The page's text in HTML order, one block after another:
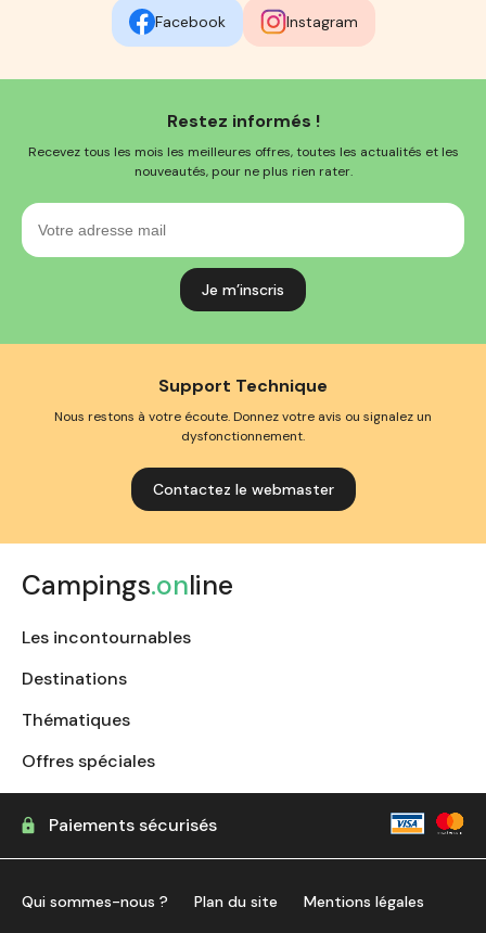
Facebook Instagram
Restez informés !
Recevez tous les mois les meilleures offres, toutes les actualités et les
nouveautés, pour ne plus rien rater.
Votre
adresse
mail
Support Technique
Nous restons à votre écoute. Donnez votre avis ou signalez un
dysfonctionnement.
Contactez le webmaster
Campings.online
Les incontournables
Destinations
Thématiques
Offres spéciales
Paiements sécurisés
Qui sommes-nous ? Plan du site Mentions légales